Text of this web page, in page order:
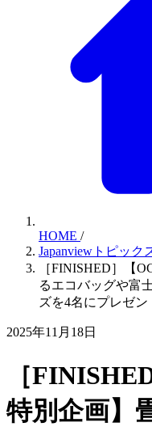
HOME /
Japanviewトピック
［FINISHED］【
るエコバッグや富
ズを4名にプレゼン
2025年11月18日
［
特別企画】